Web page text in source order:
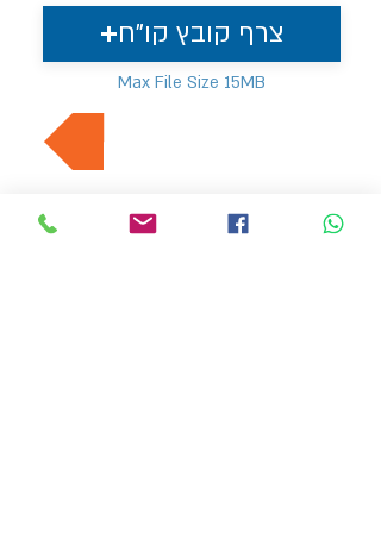
צרף קובץ קו"ח
Max File Size 15MB